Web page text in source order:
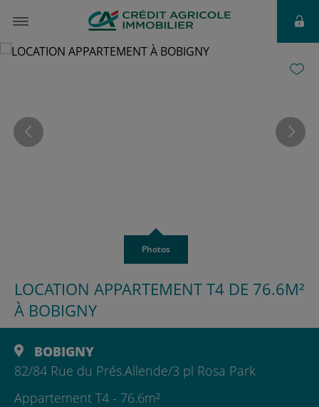
à partir de
Photos
LOCATION APPARTEMENT T4 DE 76.6M²
À BOBIGNY
BOBIGNY
82/84 Rue du Prés.Allende/3 pl Rosa Park
Appartement T4 - 76.6m²